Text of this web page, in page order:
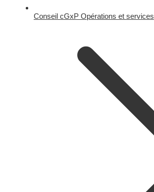
Conseil cGxP Opérations et services